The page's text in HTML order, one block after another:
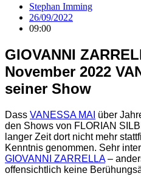
Stephan Imming
26/09/2022
09:00
GIOVANNI
November 2022
seiner Show
Dass VANESSA MAI über
den Shows von FLORIAN
langer Zeit dort nicht mehr
Kenntnis genommen. Sehr
GIOVANNI ZARRELLA–
offensichtlich keine